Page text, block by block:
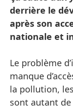
derrière le
après son
nationale et
Le problème
manque
la pollution,
sont autant